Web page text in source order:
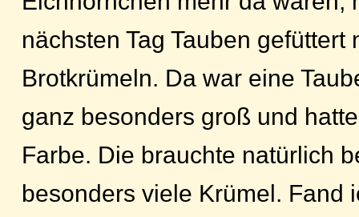
nächsten Tag Tauben gefüttert
Brotkrümeln. Da war eine
ganz besonders groß und
Farbe. Die brauchte natürlich
besonders viele Krümel. Fand